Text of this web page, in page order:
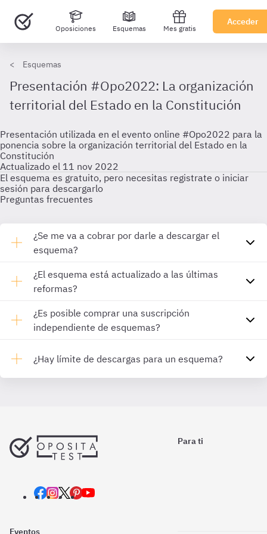
Oposiciones Esquemas Mes gratis
Acceder
Esquemas
Presentación #Opo2022: La organización
territorial del Estado en la Constitución
Presentación utilizada en el evento online #Opo2022 para la
ponencia sobre la organización territorial del Estado en la
Constitución
Actualizado el 11 nov 2022
El esquema es gratuito, pero necesitas registrate o iniciar
sesión para descargarlo
Preguntas frecuentes
¿Se me va a cobrar por darle a descargar el
esquema?
¿El esquema está actualizado a las últimas
reformas?
¿Es posible comprar una suscripción
independiente de esquemas?
¿Hay límite de descargas para un esquema?
Para ti
Eventos